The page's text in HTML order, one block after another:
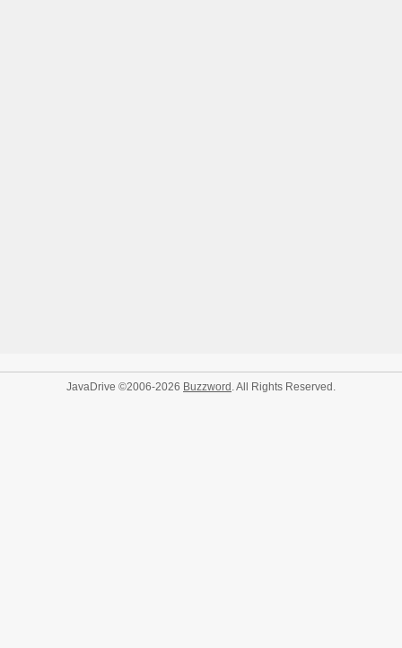
JavaDrive ©2006-2026 Buzzword . All Rights Reserved.